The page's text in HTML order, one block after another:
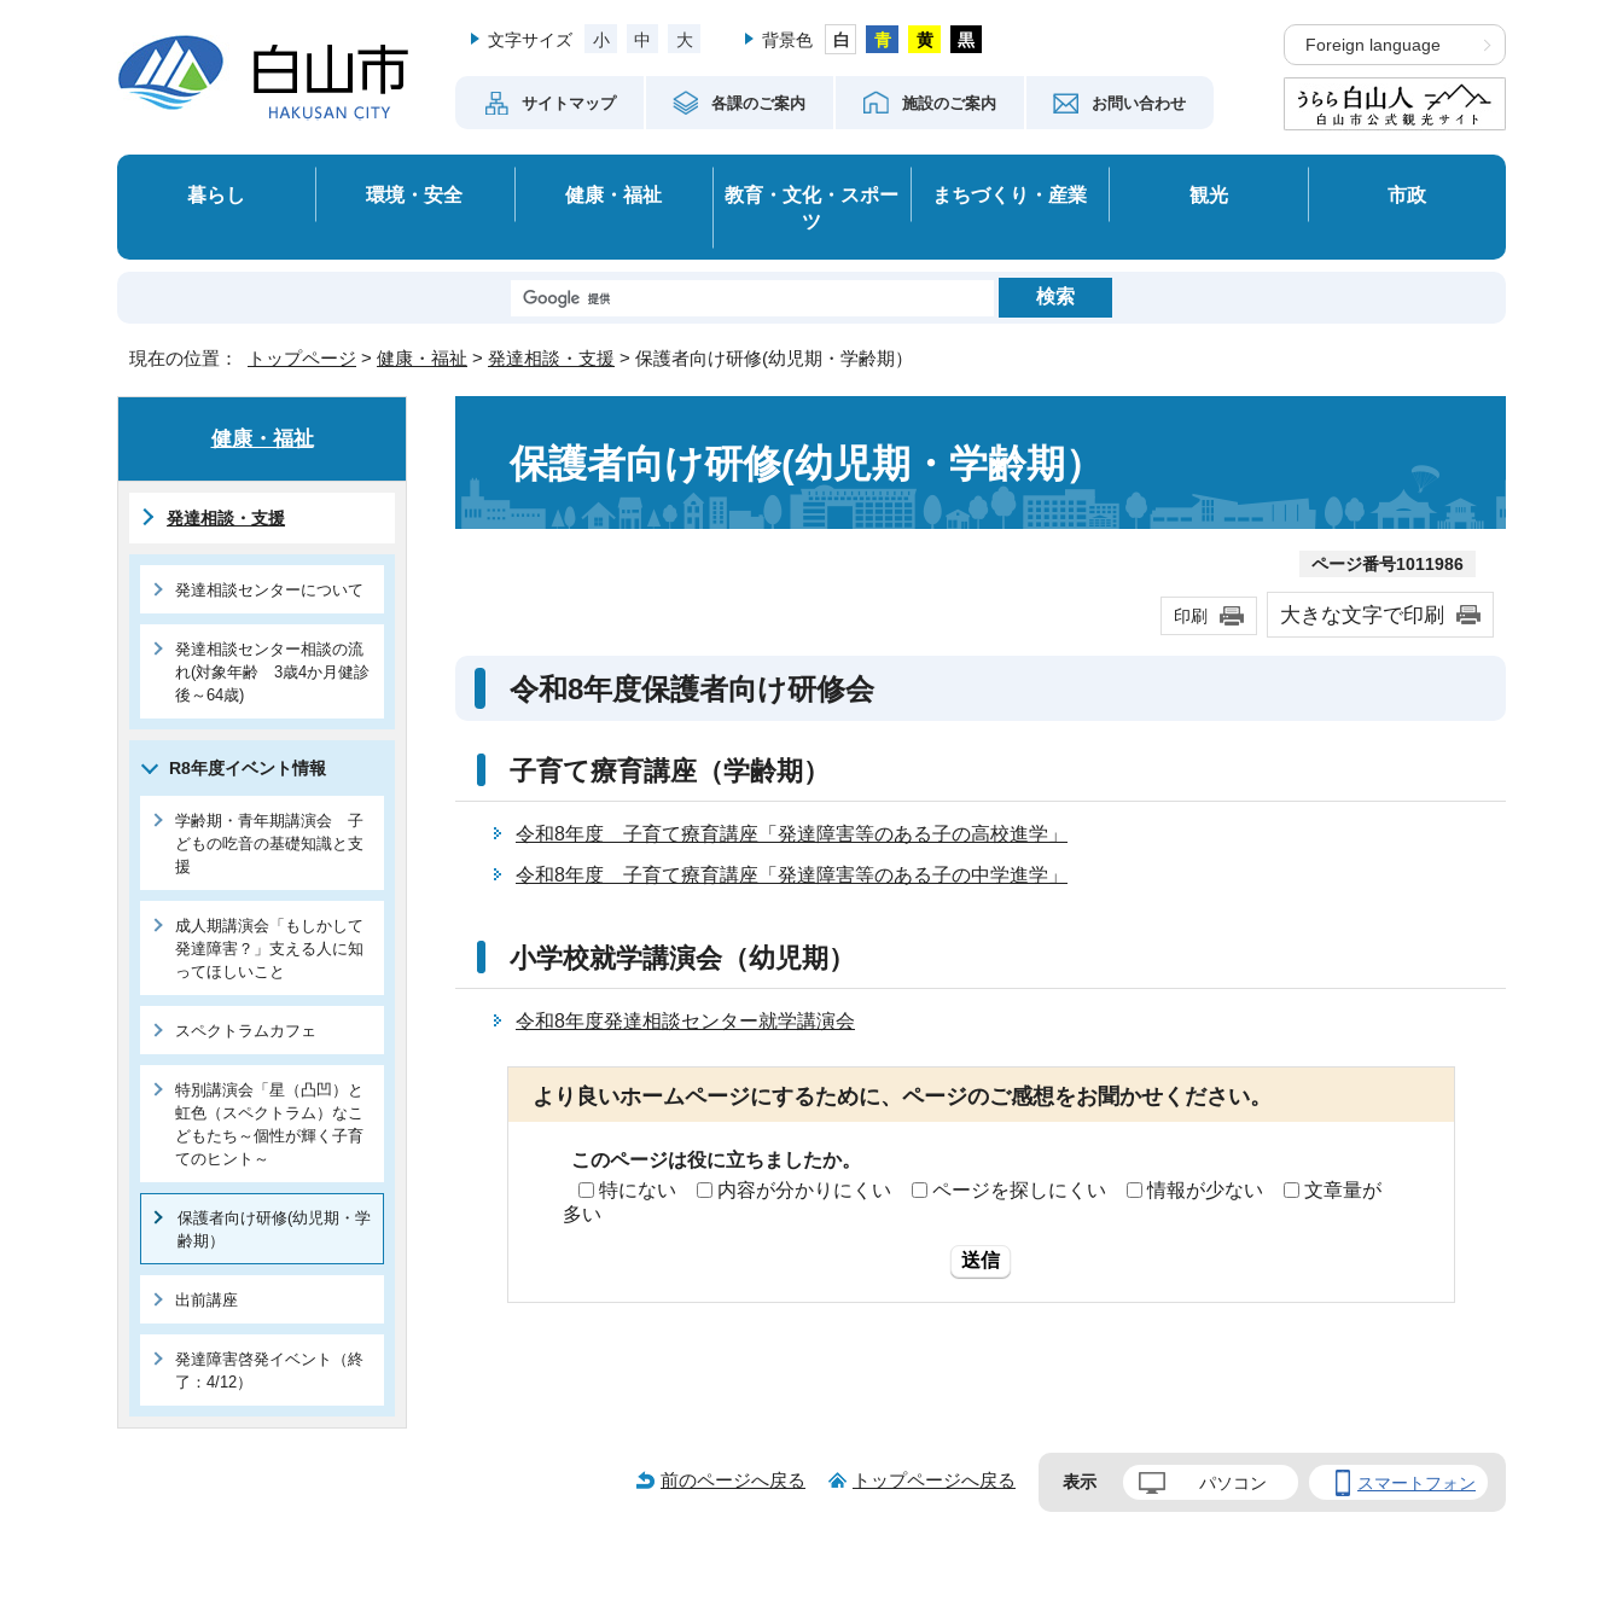
文字サイズ 小 中 大 背景色
サイトマップ 各課のご案内 施設のご案内 お問い合わせ
Foreign language
暮らし 環境・安全 健康・福祉
教育・文化・スポー
ツ
まちづくり・産業 観光 市政
現在の位置： トップページ > 健康・福祉 > 発達相談・支援 > 保護者向け研修(幼児期・学齢期）
保護者向け研修(幼児期・学齢期）
ページ番号1011986
印刷 大きな文字で印刷
令和8年度保護者向け研修会
子育て療育講座（学齢期）
令和8年度 子育て療育講座「発達障害等のある子の高校進学」
令和8年度 子育て療育講座「発達障害等のある子の中学進学」
小学校就学講演会（幼児期）
令和8年度発達相談センター就学講演会
より良いホームページにするために、ページのご感想をお聞かせください。
このページは役に立ちましたか。
特にない
内容が分かりにくい ページを探しにくい 情報が少ない
文章量が
多い
送信
健康・福祉
発達相談・支援
発達相談センターについて
発達相談センター相談の流
れ(対象年齢 3歳4か月健診
後～64歳)
R8年度イベント情報
学齢期・青年期講演会 子
どもの吃音の基礎知識と支
援
成人期講演会「もしかして
発達障害？」支える人に知
ってほしいこと
スペクトラムカフェ
特別講演会「星（凸凹）と
虹色（スペクトラム）なこ
どもたち～個性が輝く子育
てのヒント～
保護者向け研修(幼児期・学
齢期）
出前講座
発達障害啓発イベント（終
了：4/12）
前のページへ戻る トップページへ戻る 表示 パソコン スマートフォン